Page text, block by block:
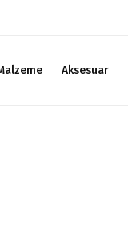
Aksesuar